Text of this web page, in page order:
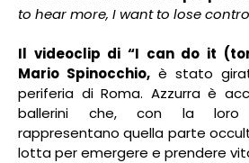
to hear more, I want to lose
Il videoclip di “I can do it
Mario Spinocchio, è stato
periferia di Roma. Azzurra è
ballerini che, con la loro
rappresentano quella parte
lotta per emergere e prendere